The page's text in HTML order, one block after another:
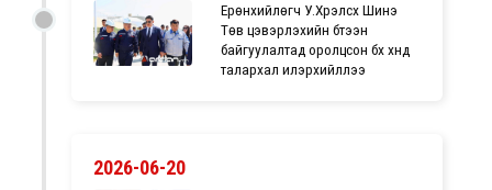
Ерөнхийлөгч У.Хүрэлсүх Шинэ
Төв цэвэрлэхийн бүтээн
байгуулалтад оролцсон бүх хүнд
талархал илэрхийллээ
2026-06-20